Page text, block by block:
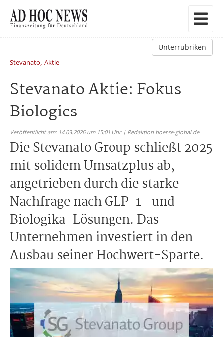
Unterrubriken
Stevanato, Aktie
Stevanato Aktie: Fokus
Biologics
Veröffentlicht am: 14.03.2026 um 15:01 Uhr | Redaktion boerse-global.de
Die Stevanato Group schließt 2025
mit solidem Umsatzplus ab,
angetrieben durch die starke
Nachfrage nach GLP-1- und
Biologika-Lösungen. Das
Unternehmen investiert in den
Ausbau seiner Hochwert-Sparte.